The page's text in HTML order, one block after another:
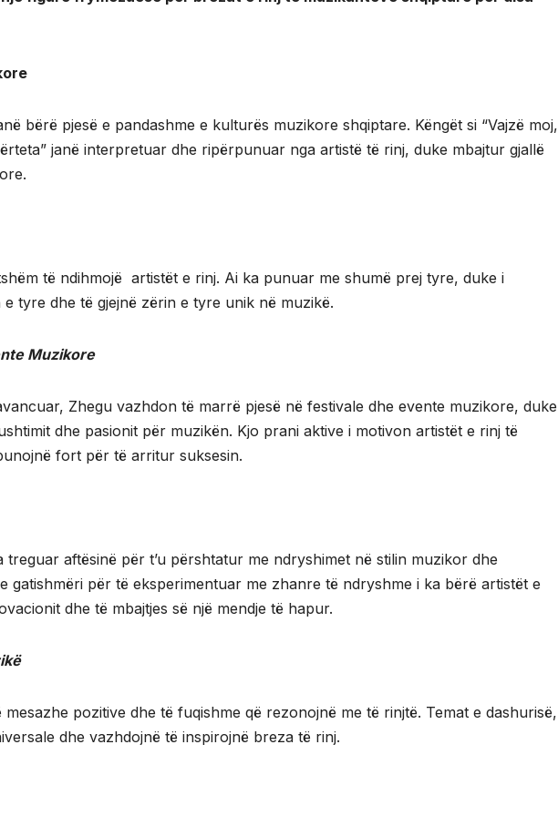
bërë pjesë e pandashme e kulturës muzikore shqiptare. Këngët si “Vajzë moj,
janë interpretuar dhe ripërpunuar nga artistë të rinj, duke mbajtur gjallë
të ndihmojë artistët e rinj. Ai ka punuar me shumë prej tyre, duke i
tyre dhe të gjejnë zërin e tyre unik në muzikë.
Muzikore
Zhegu vazhdon të marrë pjesë në festivale dhe evente muzikore, duke
dhe pasionit për muzikën. Kjo prani aktive i motivon artistët e rinj të
fort për të arritur suksesin.
treguar aftësinë për t’u përshtatur me ndryshimet në stilin muzikor dhe
gatishmëri për të eksperimentuar me zhanre të ndryshme i ka bërë artistët e
dhe të mbajtjes së një mendje të hapur.
pozitive dhe të fuqishme që rezonojnë me të rinjtë. Temat e dashurisë,
dhe vazhdojnë të inspirojnë breza të rinj.